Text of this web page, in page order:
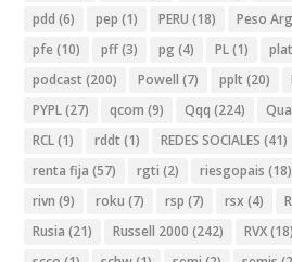
pdd (6) pep (1) PERU (18) Peso
pfe (10) pff(3) pg (4) PL(1)
podcast (200) Powell (7) pplt (20)
PYPL(27) qcom (9) Qqq (224)
RCL(1) rddt (1) REDES SOCIALES (41)
renta fija (57) rgti (2) riesgopais (18)
rivn (9) roku (7) rsp (7) rsx (4)
Rusia (21) Russell 2000 (242) RVX(18)